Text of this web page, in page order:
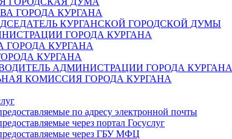
ГОРОДА КУРГАНА
КУРГАНСКОЙ ГОРОДСКОЙ ДУМЫ
ГОРОДА КУРГАНА
ГОРОДА КУРГАНА
КУРГАНА
АДМИНИСТРАЦИИ ГОРОДА КУРГАНА
КОМИССИЯ ГОРОДА КУРГАНА
по адресу электронной почты
через портал Госуслуг
через ГБУ МФЦ